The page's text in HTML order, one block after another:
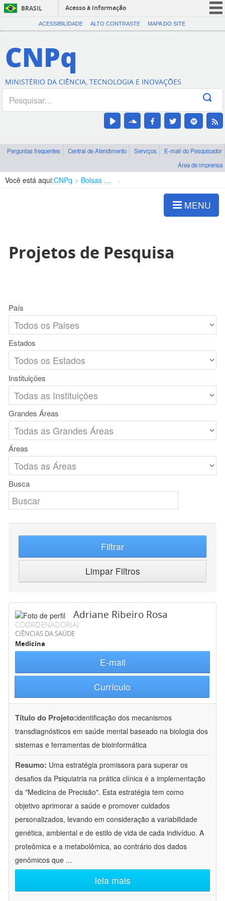
BRASIL
Acesso à informação
CORONAVÍRUS (COVID-19)
Canais
ACESSIBILIDADE ALTO CONTRASTE MAPA DO SITE
CNPq
MINISTÉRIO DA CIÊNCIA, TECNOLOGIA E INOVAÇÕES
Perguntas frequentes Central de Atendimento Serviços
E-mail do Pesquisador
Área de imprensa
Você está aqui:CNPq Bolsas e Auxílios Vigentes
MENU
Projetos de Pesquisa
País
Estados
Instituições
Grandes Áreas
Áreas
Busca
Filtrar
Limpar Filtros
Adriane Ribeiro Rosa
COORDENADOR(A)
CIÊNCIAS DA SAÚDE
Medicina
E-mail
Currículo
Título do Projeto:identificação dos mecanismos
transdiagnósticos em saúde mental baseado na biologia dos
sistemas e ferramentas de bioinformática
Resumo: Uma estratégia promissora para superar os
desafios da Psiquiatria na prática clínica é a implementação
da "Medicina de Precisão". Esta estratégia tem como
objetivo aprimorar a saúde e promover cuidados
personalizados, levando em consideração a variabilidade
genética, ambiental e de estilo de vida de cada indivíduo. A
proteômica e a metabolômica, ao contrário dos dados
genômicos que ...
leia mais